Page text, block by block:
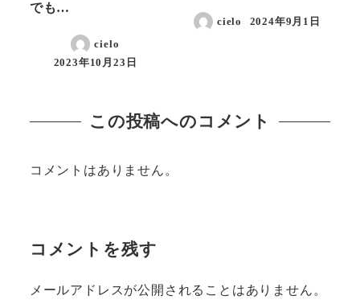
でも…
cielo
投稿日
2023年10月23日
cielo
投稿日
2024年9月1日
この投稿へのコメント
コメントはありません。
コメントを残す
メールアドレスが公開されることはありません。